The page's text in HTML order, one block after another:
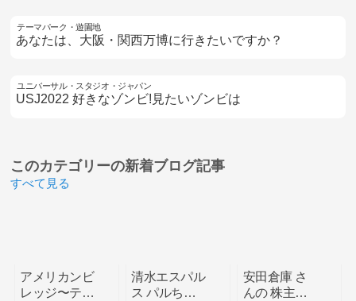
テーマパーク・遊園地
あなたは、大阪・関西万博に行きたいですか？
ユニバーサル・スタジオ・ジャパン
USJ2022 好きなゾンビ!見たいゾンビは
このカテゴリーの新着ブログ記事
すべて見る
アメリカンビ
レッジ〜テデ
清水エスパル
ス パルちゃ
安田倉庫 さ
んの 株主優